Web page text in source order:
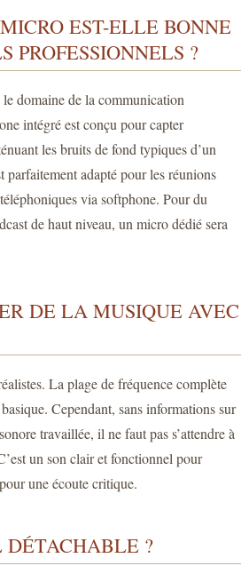
EST-ELLE BONNE
PROFESSIONNELS ?
le domaine de la communication
intégré est conçu pour capter
les bruits de fond typiques d’un
parfaitement adapté pour les réunions
via softphone. Pour du
de haut niveau, un micro dédié sera
DE LA MUSIQUE AVEC
La plage de fréquence complète
Cependant, sans informations sur
travaillée, il ne faut pas s’attendre à
un son clair et fonctionnel pour
une écoute critique.
?